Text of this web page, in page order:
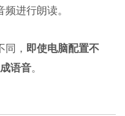
进行朗读。
， 即使电脑配置不
语音。